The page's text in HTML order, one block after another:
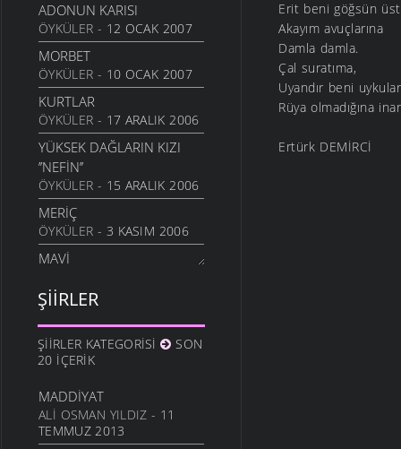
İNADINA YAŞAMAK
30 MART 2010
GERIYE DÖNMEDIN KI
21 MART 2010
ŞAVŞAT YOLUNDA
10 MART 2010
İSTANBUL GÜZELI
10 MART 2010
SAZLAR SUSTU
4 MART 2010
GIDIYORSUN
UMUTSUZLAR
BAKIŞI KOR ALEVDIR
15 ŞUBAT 2010
YEŞIL GÖZLER
10 ŞUBAT 2010
ÇEKMEK ZORUNDA
ADONUN KARISI
ÖYKÜLER - 12 OCAK 2007
MORBET
ÖYKÜLER - 10 OCAK 2007
KURTLAR
ÖYKÜLER - 17 ARALIK 2006
YÜKSEK DAĞLARIN KIZI
’’NEFIN’’
ÖYKÜLER - 15 ARALIK 2006
MERIÇ
ÖYKÜLER - 3 KASIM 2006
MAVI
DAĞ DAYANMAZ
MANILER- 27 EYLÜL 2006
KALEDEN INIŞ OLMAZ
MANILER- 27 EYLÜL 2006
KALEDEN INIŞ OLMAZ
MANILER- 27 EYLÜL 2006
ÇAYIRDA KILDIM NAMAZ
ŞIIRLER
ŞIIRLER KATEGORISI
SON
20 İÇERIK
MADDIYAT
ALI OSMAN YILDIZ - 11
TEMMUZ 2013
Erit beni göğsün
Akayım avuçlarına
Damla damla.
Çal suratıma,
Uyandır beni
Rüya olmadığına
Ertürk DEMİRCİ